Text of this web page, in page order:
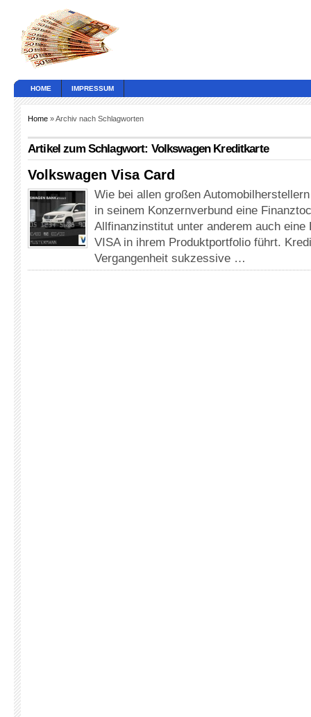
HOME IMPRESSUM
Home » Archiv nach Schlagworten
Artikel zum Schlagwort: Volkswagen Kreditkarte
Volkswagen Visa Card
Wie bei allen großen
in seinem Konzernverbund eine
Allfinanzinstitut unter anderem auch eine
VISA in ihrem Produktportfolio führt.
Vergangenheit sukzessive …